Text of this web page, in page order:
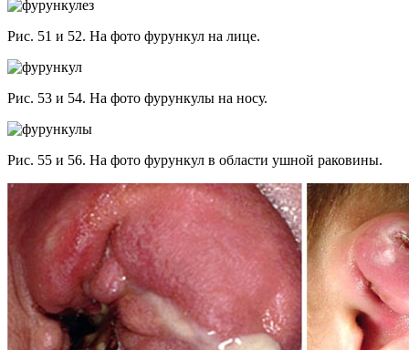
Рис. 51 и 52. На фото фурункул на лице.
Рис. 53 и 54. На фото фурункулы на носу.
Рис. 55 и 56. На фото фурункул в области ушной раковины.